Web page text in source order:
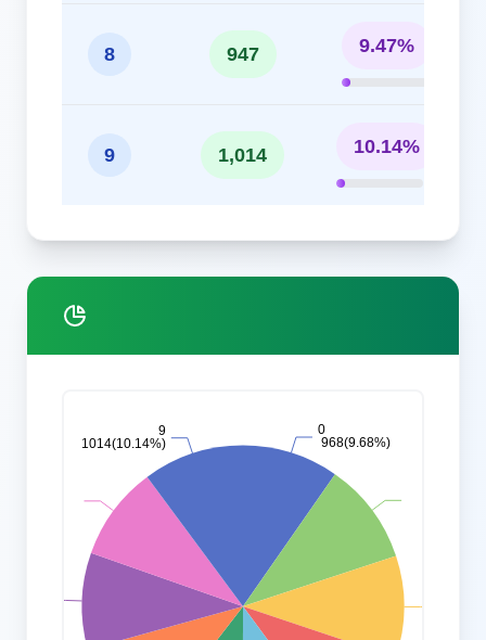
8 947 9.47%
9 1,014 10.14%